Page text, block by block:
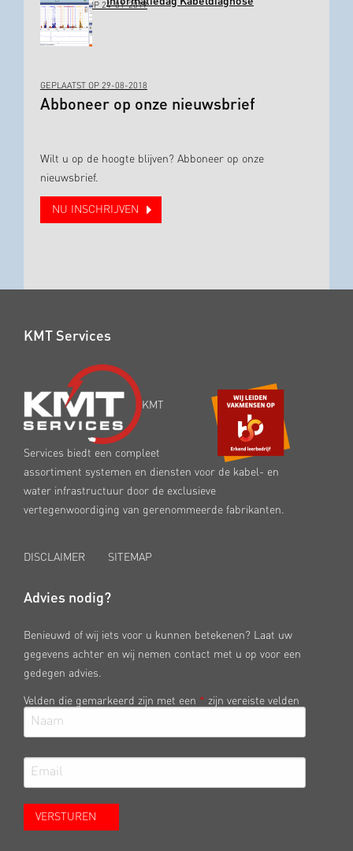
GEPLAATST OP 24-01-2019
GEPLAATST OP 29-08-2018
Abboneer op onze nieuwsbrief
Wilt u op de hoogte blijven? Abboneer op onze
nieuwsbrief.
NU INSCHRIJVEN
KMT Services
KMT
Services biedt een compleet
assortiment systemen en diensten voor de kabel- en
water infrastructuur door de exclusieve
vertegenwoordiging van gerenommeerde fabrikanten.
DISCLAIMER SITEMAP
Advies nodig?
Benieuwd of wij iets voor u kunnen betekenen? Laat uw
gegevens achter en wij nemen contact met u op voor een
gedegen advies.
Velden die gemarkeerd zijn met een * zijn vereiste velden